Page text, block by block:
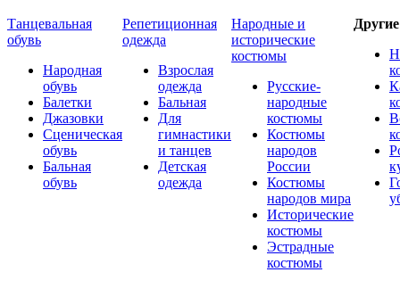
Танцевальная
обувь
Народная
обувь
Балетки
Джазовки
Сценическая
обувь
Бальная
обувь
Репетиционная
одежда
Взрослая
одежда
Бальная
Для
гимнастики
и танцев
Детская
одежда
Народные и
исторические
костюмы
Русские-
народные
костюмы
Костюмы
народов
России
Костюмы
народов мира
Исторические
костюмы
Эстрадные
костюмы